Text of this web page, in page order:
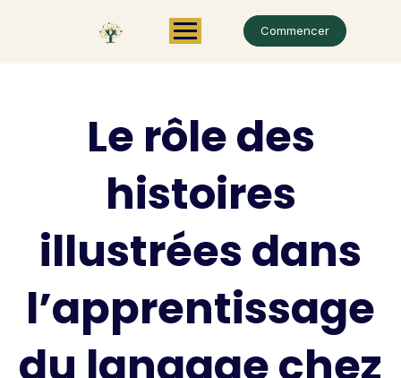
Commencer
Le rôle des
histoires
illustrées dans
l’apprentissage
du langage chez